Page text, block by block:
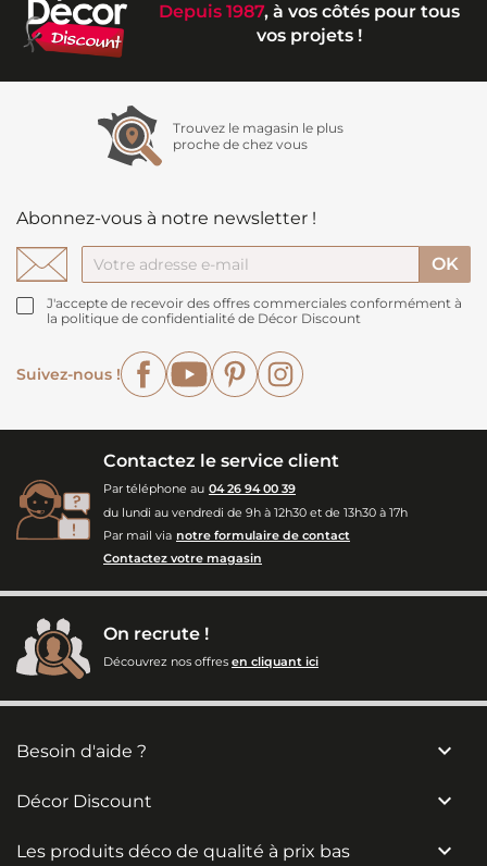
Depuis 1987, à vos côtés pour tous
vos projets !
Trouvez le magasin le plus
proche de chez vous
Abonnez-vous à notre newsletter !
J'accepte de recevoir des offres commerciales conformément à
la politique de confidentialité de Décor Discount
Suivez-nous !
FacebookYouTubePinterest
Contactez le service client
Par téléphone au 04 26 94 00 39
du lundi au vendredi de 9h à 12h30 et de 13h30 à 17h
Par mail via notre formulaire de contact
Contactez votre magasin
On recrute !
Découvrez nos offres en cliquant ici
Besoin d'aide ? 
Décor Discount 
Les produits déco de qualité à prix bas 